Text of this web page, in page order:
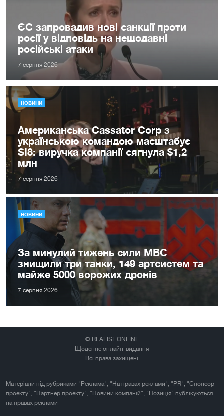
ЄС запровадив нові санкції проти
росії у відповідь на нещодавні
російські атаки
7 серпня 2026
НОВИНИ
Американська Cassator Corp з
українською командою масштабує
SI8: виручка компанії сягнула $1,2
млн
7 серпня 2026
НОВИНИ
За минулий тижень сили МВС
знищили три танки, 149 артсистем та
майже 5000 ворожих дронів
7 серпня 2026
© REALIST.ONLINE
Щоденне онлайн-видання
Всі права захищені
Матеріали під рубриками "Реклама", "На правах реклами", "PR", "Спонсор
проекту", "Партнер проекту", "Новини компаній", "Позиція" публікуються
на правах реклами